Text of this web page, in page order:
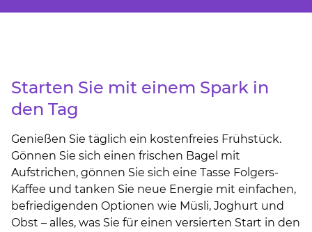
Starten Sie mit einem Spark in
den Tag
Genießen Sie täglich ein kostenfreies Frühstück.
Gönnen Sie sich einen frischen Bagel mit
Aufstrichen, gönnen Sie sich eine Tasse Folgers-
Kaffee und tanken Sie neue Energie mit einfachen,
befriedigenden Optionen wie Müsli, Joghurt und
Obst – alles, was Sie für einen versierten Start in den